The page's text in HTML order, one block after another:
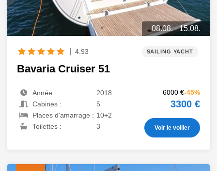
08.08. - 15.08.
SAILING YACHT
4.93
Bavaria Cruiser 51
Année :
2018
Cabines :
5
Places d'amarrage : 10+2
Toilettes :
3
6000 €-45%
3300 €
Voir le voilier